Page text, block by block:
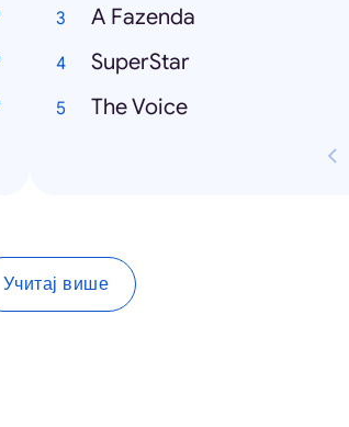
A Fazenda
SuperStar
The Voice
Учитај више